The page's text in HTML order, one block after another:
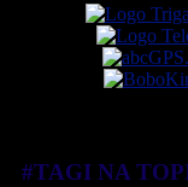
#TAGI NA